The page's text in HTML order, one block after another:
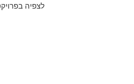
לצפיה